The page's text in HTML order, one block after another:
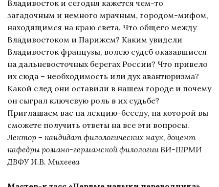
Владивосток и сегодня кажется чем-то
загадочным и немного мрачным, городом-мифом,
находящимся на краю света. Что общего между
Владивостоком и Парижем? Каким увидели
Владивосток французы, волею судеб оказавшиеся
на дальневосточных берегах России? Что привело
их сюда – необходимость или дух авантюризма?
Какой след они оставили в нашем городе и почему
он сыграл ключевую роль в их судьбе?
Приглашаем вас на лекцию-беседу, на которой вы
сможете получить ответы на все эти вопросы.
Лектор – кандидат филологических наук, доцент
кафедры романо-германской филологии ВИ-ШРМИ
ДВФУ И.В. Михеева